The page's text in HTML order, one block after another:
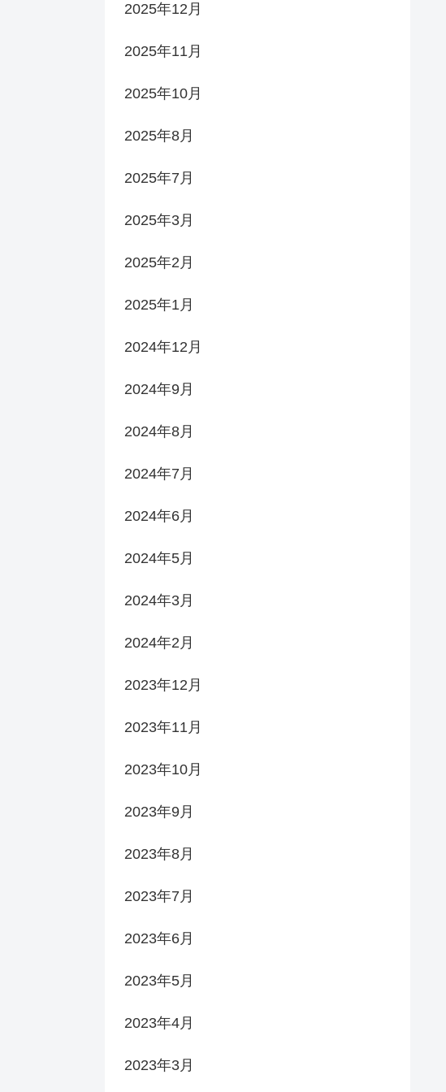
2025年12月
2025年11月
2025年10月
2025年8月
2025年7月
2025年3月
2025年2月
2025年1月
2024年12月
2024年9月
2024年8月
2024年7月
2024年6月
2024年5月
2024年3月
2024年2月
2023年12月
2023年11月
2023年10月
2023年9月
2023年8月
2023年7月
2023年6月
2023年5月
2023年4月
2023年3月